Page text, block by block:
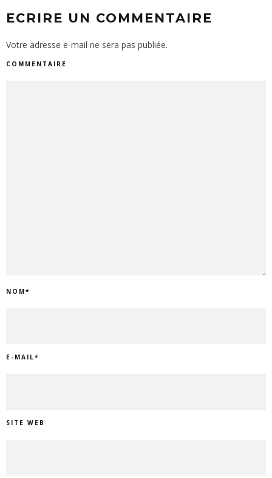
ECRIRE UN COMMENTAIRE
Votre adresse e-mail ne sera pas publiée.
COMMENTAIRE
NOM*
E-MAIL*
SITE WEB